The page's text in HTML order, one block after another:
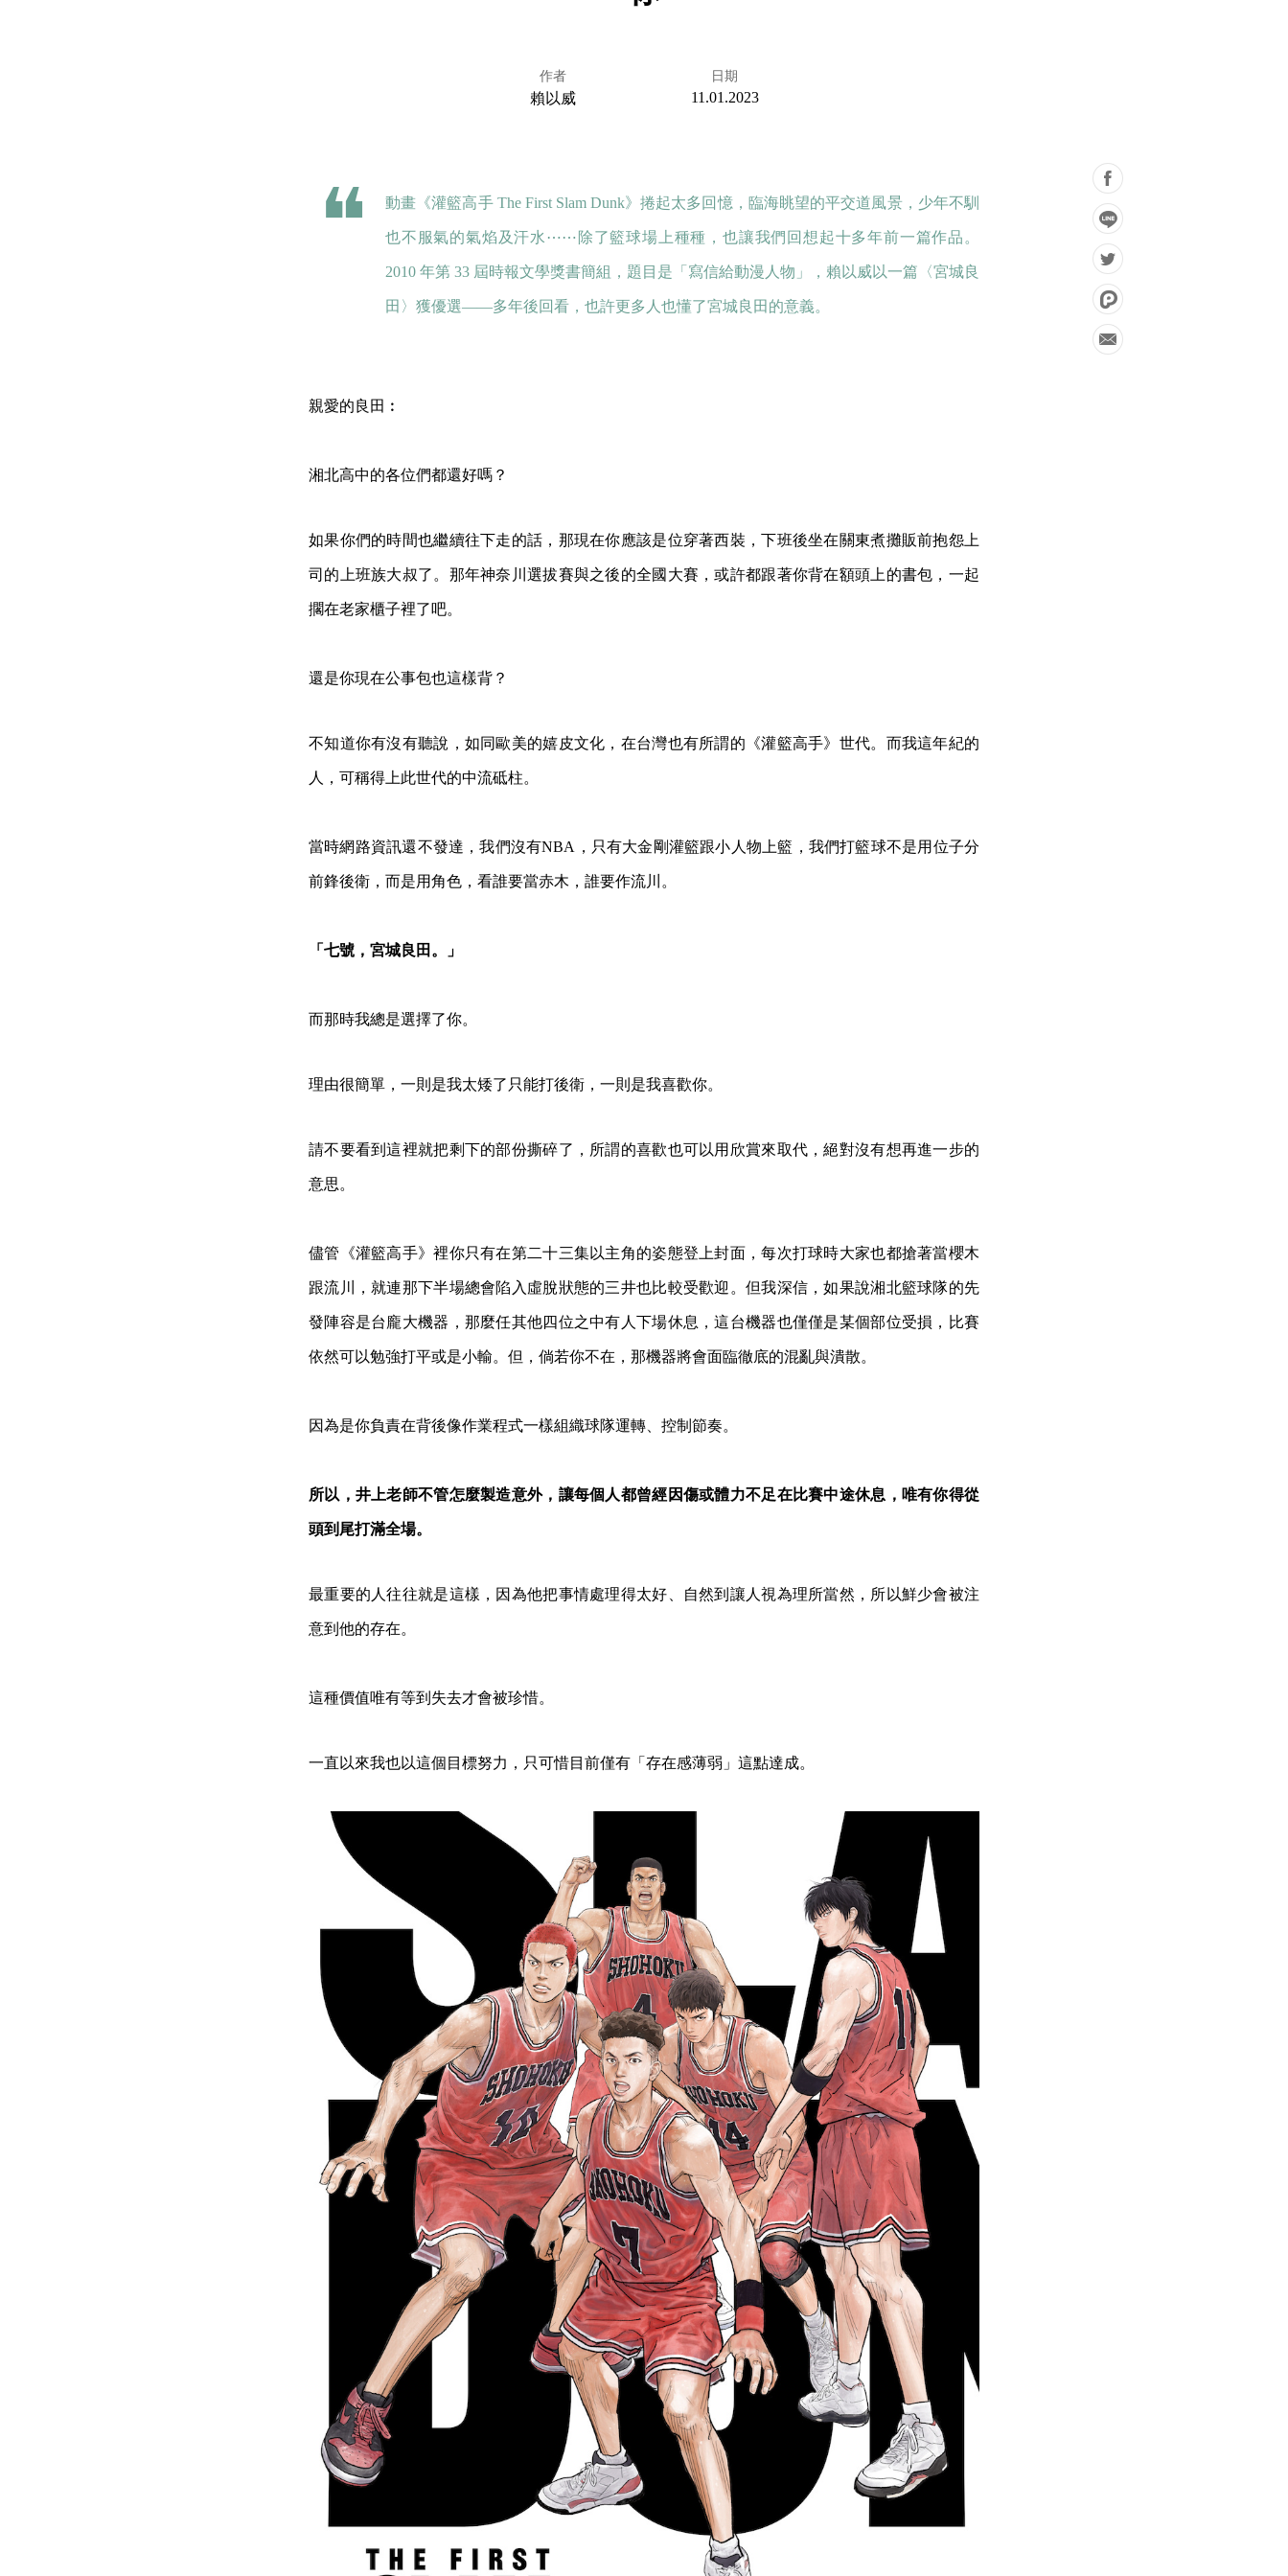
作者
賴以威
日期
11.01.2023
動畫《灌籃高手 The First Slam Dunk》捲起太多回憶，臨海眺望的平交道風景，少年不馴
也不服氣的氣焰及汗水⋯⋯除了籃球場上種種，也讓我們回想起十多年前一篇作品。
2010 年第 33 屆時報文學獎書簡組，題目是「寫信給動漫人物」，賴以威以一篇〈宮城良
田〉獲優選——多年後回看，也許更多人也懂了宮城良田的意義。
親愛的良田︰
湘北高中的各位們都還好嗎？
如果你們的時間也繼續往下走的話，那現在你應該是位穿著西裝，下班後坐在關東煮攤販前抱怨上
司的上班族大叔了。那年神奈川選拔賽與之後的全國大賽，或許都跟著你背在額頭上的書包，一起
擱在老家櫃子裡了吧。
還是你現在公事包也這樣背？
不知道你有沒有聽說，如同歐美的嬉皮文化，在台灣也有所謂的《灌籃高手》世代。而我這年紀的
人，可稱得上此世代的中流砥柱。
當時網路資訊還不發達，我們沒有NBA，只有大金剛灌籃跟小人物上籃，我們打籃球不是用位子分
前鋒後衛，而是用角色，看誰要當赤木，誰要作流川。
「七號，宮城良田。」
而那時我總是選擇了你。
理由很簡單，一則是我太矮了只能打後衛，一則是我喜歡你。
請不要看到這裡就把剩下的部份撕碎了，所謂的喜歡也可以用欣賞來取代，絕對沒有想再進一步的
意思。
儘管《灌籃高手》裡你只有在第二十三集以主角的姿態登上封面，每次打球時大家也都搶著當櫻木
跟流川，就連那下半場總會陷入虛脫狀態的三井也比較受歡迎。但我深信，如果說湘北籃球隊的先
發陣容是台龐大機器，那麼任其他四位之中有人下場休息，這台機器也僅僅是某個部位受損，比賽
依然可以勉強打平或是小輸。但，倘若你不在，那機器將會面臨徹底的混亂與潰散。
因為是你負責在背後像作業程式一樣組織球隊運轉、控制節奏。
所以，井上老師不管怎麼製造意外，讓每個人都曾經因傷或體力不足在比賽中途休息，唯有你得從
頭到尾打滿全場。
最重要的人往往就是這樣，因為他把事情處理得太好、自然到讓人視為理所當然，所以鮮少會被注
意到他的存在。
這種價值唯有等到失去才會被珍惜。
一直以來我也以這個目標努力，只可惜目前僅有「存在感薄弱」這點達成。